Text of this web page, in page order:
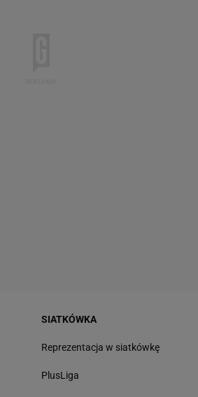
SIATKÓWKA
Reprezentacja w siatkówkę
PlusLiga